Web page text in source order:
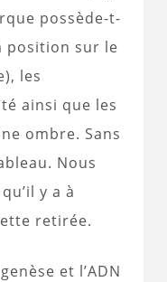
possède-t-
position sur le
les
ainsi que les
ombre. Sans
Nous
y a à
retirée.
et l’ADN